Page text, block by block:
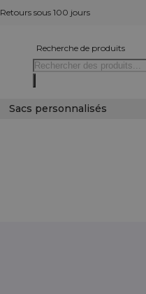
Retours sous 100 jours
Recherche de produits
Sacs personnalisés